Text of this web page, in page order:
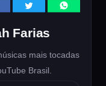
Farias
mais tocadas
Brasil.